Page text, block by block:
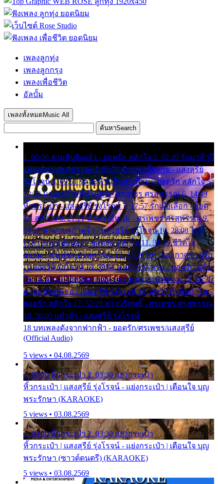
เพลงลูกทุ่ง
เพลงลูกกรุง
เพลงเพื่อชีวิต
อัลบั้ม
เพลงทั้งหมด Music All
ค้นหาSearch
1. 00:00 สามสิบยังแจ๋ว - ยอดรัก สลักใจ 2. 02:49 รักมาห้าปี
- ศรเพชร ศรสุพรรณ 3. 05:57 รักสาวเสื้อลาย - แสงสุรีย์
รุ่งโรจน์ 4. 09:51 รักสะท้านดินสะเทือน - ยอดรัก สลักใจ 5.
12:23 มอเตอร์ไซค์ทำหล่น - ศรเพชร ศรสุพรรณ 6. 14:49
หิ้วกระเป๋า - แสงสุรีย์ รุ่งโรจน์ 7. 17:57 รักเผื่อเลือก - ยอด
รัก สลักใจ 8. 21:21 น้ำตาไอ้หนุ่ม - ศรเพชร ศรสุพรรณ 9.
24:27 สามเณรกำพร้า - แสงสุรีย์ รุ่งโรจน์ 10. 28:08 ไม่มี
เวลาไปหาเมียน้อย - ยอดรัก สลักใจ 11. 31:29 ชีวิตไอ้
ธรรม - ศรเพชร ศรสุพรรณ 12. 35:26 ทหารอากาศขาดรัก
- แสงสุรีย์ รุ่งโรจน์ 13. 39:01 คนหัวใจโทรม - ยอดรัก สลัก
ใจ 14. 42:49 ไอ้หวังตายแน่ - ศรเพชร ศรสุพรรณ 15. 46:35
ธาตุแท้ของเธอ - แสงสุรีย์ รุ่งโรจน์ 16. 49:57 กำนันกำใน -
ยอดรัก สลักใจ 17. 52:29 สาวบริสุทธิ์ - ศรเพชร ศรสุพรรณ
18. 56:05 แต๋วจ๋า - แสงสุรีย์ รุ่งโรจน์
18 บทเพลงดังจากฟากฟ้า - ยอดรัก/ศรเพชร/แสงสุรีย์
(Official Audio)
5 views • 04.08.2569
1. 00:00 หิ้วกระเป๋า 2. 03:30 แย่งกระเป๋า
หิ้วกระเป๋า | แสงสุรีย์ รุ่งโรจน์ - แย่งกระเป๋า | เตือนใจ บุญ
พระรักษา (KARAOKE)
5 views • 03.08.2569
1. 00:00 หิ้วกระเป๋า 2. 03:30 แย่งกระเป๋า
หิ้วกระเป๋า | แสงสุรีย์ รุ่งโรจน์ - แย่งกระเป๋า | เตือนใจ บุญ
พระรักษา (ซาวด์ดนตรี) (KARAOKE)
5 views • 03.08.2569